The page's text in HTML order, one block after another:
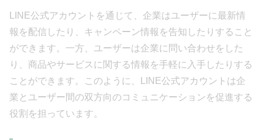
LINE公式アカウントを通じて、企業はユーザーに最新情
報を配信したり、キャンペーン情報を告知したりすること
ができます。一方、ユーザーは企業に問い合わせをした
り、商品やサービスに関する情報を手軽に入手したりする
ことができます。このように、LINE公式アカウントは企
業とユーザー間の双方向のコミュニケーションを促進する
役割を担っています。